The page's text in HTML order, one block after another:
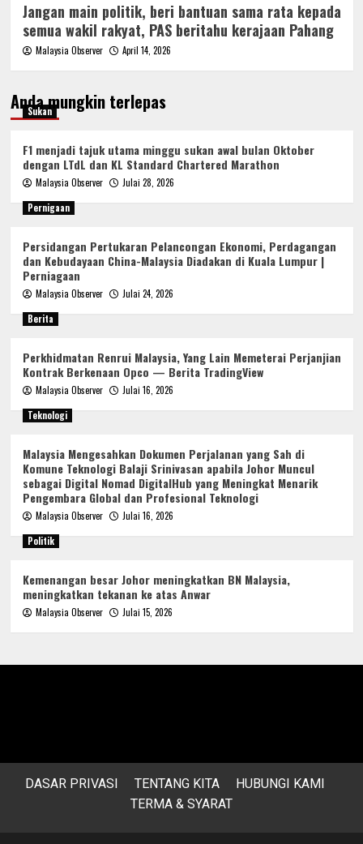
Jangan main politik, beri bantuan sama rata kepada
semua wakil rakyat, PAS beritahu kerajaan Pahang
Malaysia Observer April 14, 2026
Anda mungkin terlepas
Sukan
F1 menjadi tajuk utama minggu sukan awal bulan Oktober
dengan LTdL dan KL Standard Chartered Marathon
Malaysia Observer
Julai 28, 2026
Pernigaan
Persidangan Pertukaran Pelancongan Ekonomi, Perdagangan
dan Kebudayaan China-Malaysia Diadakan di Kuala Lumpur |
Perniagaan
Malaysia Observer
Julai 24, 2026
Berita
Perkhidmatan Renrui Malaysia, Yang Lain Memeterai Perjanjian
Kontrak Berkenaan Opco — Berita TradingView
Malaysia Observer
Julai 16, 2026
Teknologi
Malaysia Mengesahkan Dokumen Perjalanan yang Sah di
Komune Teknologi Balaji Srinivasan apabila Johor Muncul
sebagai Digital Nomad DigitalHub yang Meningkat Menarik
Pengembara Global dan Profesional Teknologi
Malaysia Observer
Julai 16, 2026
Politik
Kemenangan besar Johor meningkatkan BN Malaysia,
meningkatkan tekanan ke atas Anwar
Malaysia Observer Julai 15, 2026
DASAR PRIVASI TENTANG KITA
HUBUNGI KAMI
TERMA & SYARAT